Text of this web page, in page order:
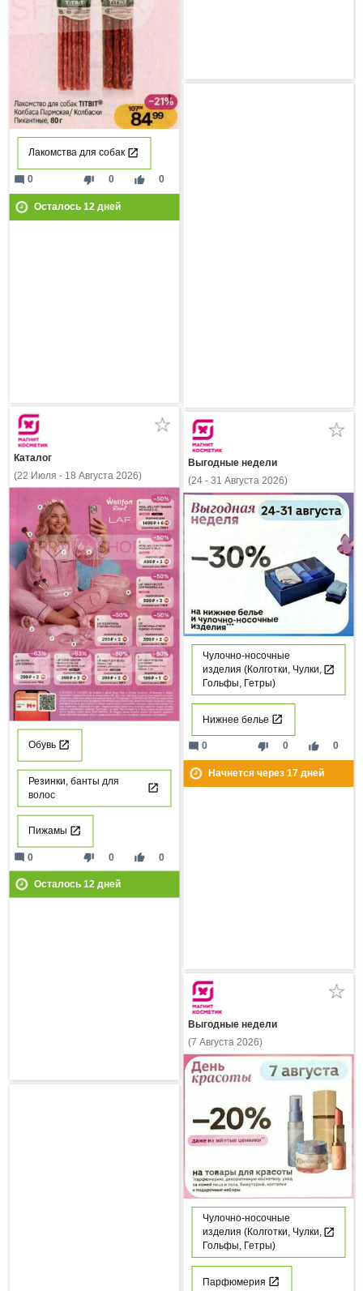
Лакомства для собак
thumb_down 0 thumb_up 0
mode_comment 0
Осталось 12 дней
Каталог
(22 Июля - 18 Августа 2026)
Обувь
Резинки, банты для
волос
Пижамы
thumb_down 0 thumb_up 0
mode_comment 0
Осталось 12дней
Выгодные недели
(24 - 31 Августа 2026)
Чулочно-носочные
изделия (Колготки, Чулки,
Гольфы, Гетры)
Нижнее белье
thumb_down 0 thumb_up 0
mode_comment 0
Начнется через 17дней
Выгодные недели
(7 Августа 2026)
Чулочно-носочные
изделия (Колготки, Чулки,
Гольфы, Гетры)
Парфюмерия